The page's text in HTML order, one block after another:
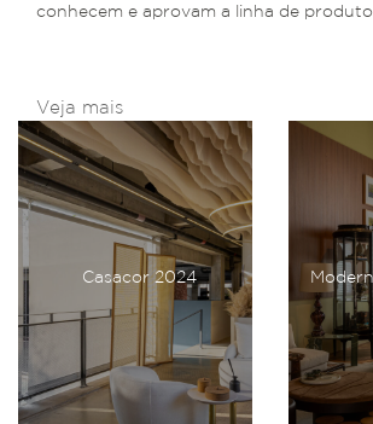
conhecem e aprovam a linha de
Veja mais
Casacor 2024